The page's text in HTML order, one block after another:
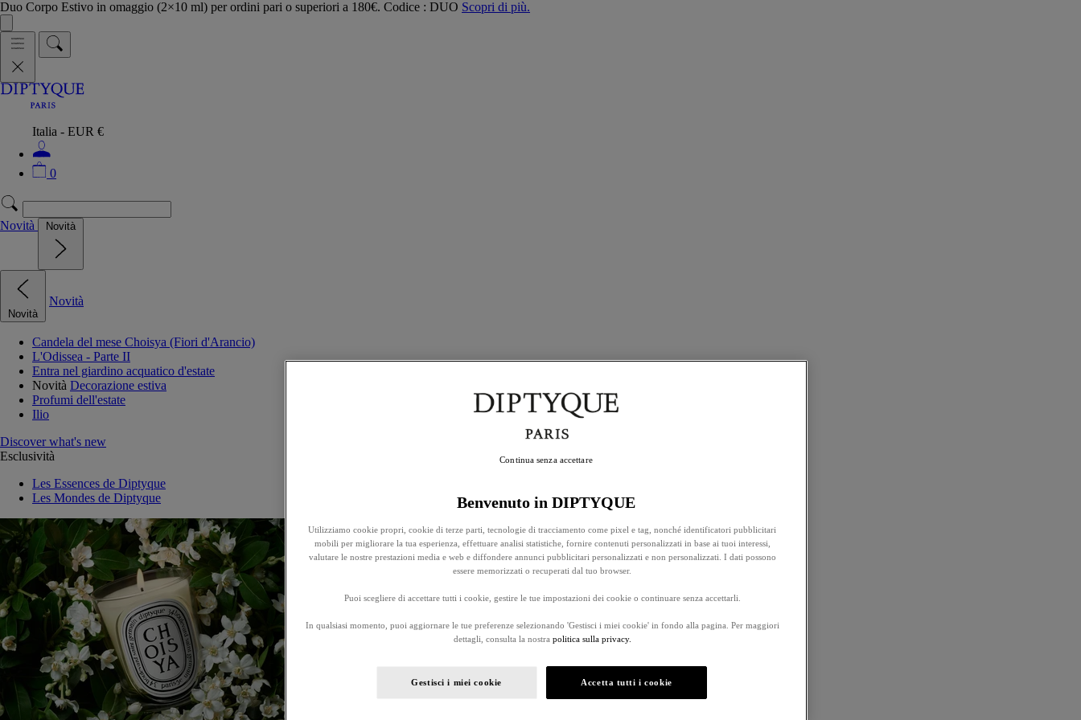
Duo Corpo Estivo in omaggio (2×10 ml) per ordini pari o superiori a 180€. Codice : DUO Scopri di più.
Italia - EUR €
0
Novità Novità
Novità
Novità
Candela del mese Choisya (Fiori d'Arancio)
L'Odissea - Parte II
Entra nel giardino acquatico d'estate
Novità Decorazione estiva
Profumi dell'estate
Ilio
Discover what's new
Esclusività
Les Essences de Diptyque
Les Mondes de Diptyque
Benvenuto in DIPTYQUE
Utilizziamo cookie propri, cookie di terze parti, tecnologie di tracciamento come pixel e tag, nonché identificatori pubblicitari
mobili per migliorare la tua esperienza, effettuare analisi statistiche, fornire contenuti personalizzati in base ai tuoi interessi,
valutare le nostre prestazioni media e web e diffondere annunci pubblicitari personalizzati e non personalizzati. I dati possono
essere memorizzati o recuperati dal tuo browser.
Puoi scegliere di accettare tutti i cookie, gestire le tue impostazioni dei cookie o continuare senza accettarli.
In qualsiasi momento, puoi aggiornare le tue preferenze selezionando 'Gestisci i miei cookie' in fondo alla pagina. Per maggiori
dettagli, consulta la nostra politica sulla privacy.
Gestisci i miei cookie Accetta tutti i cookie
Continua senza accettare